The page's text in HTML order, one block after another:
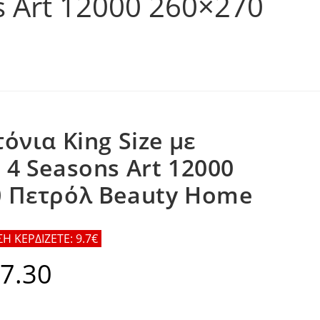
King Size με
4 Seasons Art 12000
Πετρόλ Beauty Home
ΚΕΡΔΙΖΕΤΕ: 9.7€